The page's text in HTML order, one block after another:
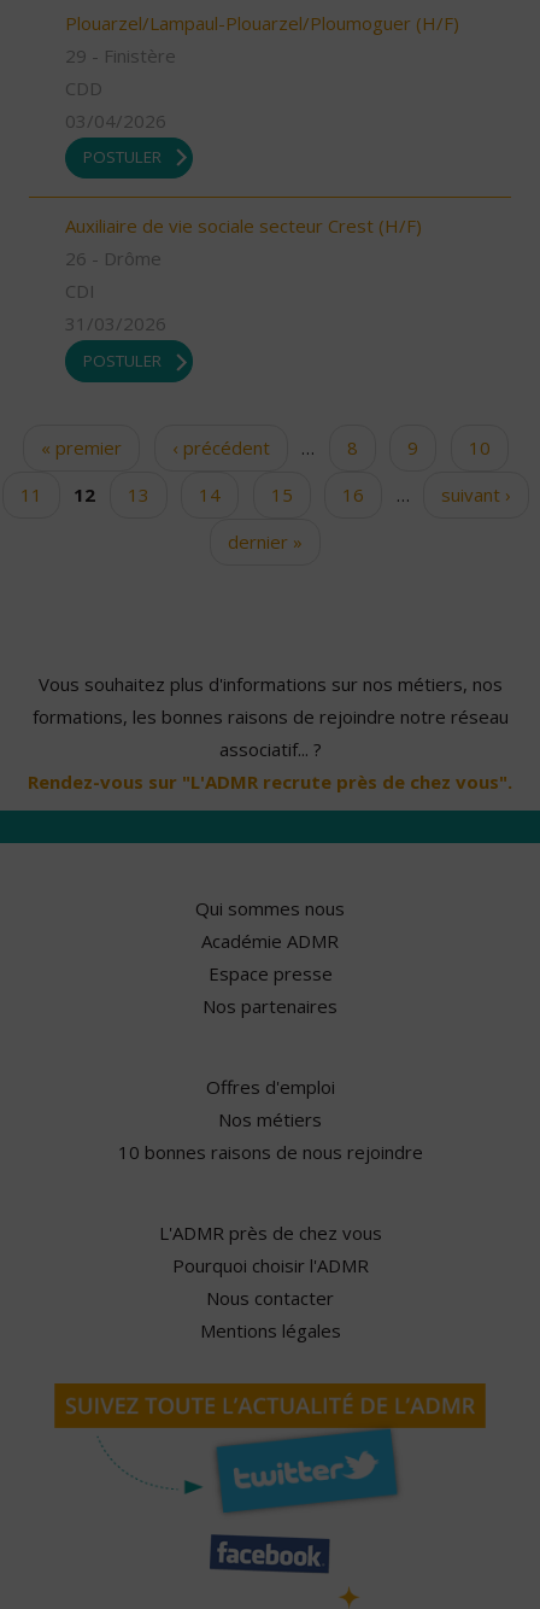
Plouarzel/Lampaul-Plouarzel/Ploumoguer (H/F)
29 - Finistère
CDD
03/04/2026
POSTULER
Auxiliaire de vie sociale secteur Crest (H/F)
26 - Drôme
CDI
31/03/2026
POSTULER
Pages« premier ‹ précédent … 8 9
10
11
12 13 14 15 16 …
suivant ›
dernier »
Vous souhaitez plus d'informations sur nos métiers, nos
formations, les bonnes raisons de rejoindre notre réseau
associatif... ?
Rendez-vous sur "L'ADMR recrute près de chez vous".
Qui sommes nous
Académie ADMR
Espace presse
Nos partenaires
Offres d'emploi
Nos métiers
10 bonnes raisons de nous rejoindre
L'ADMR près de chez vous
Pourquoi choisir l'ADMR
Nous contacter
Mentions légales